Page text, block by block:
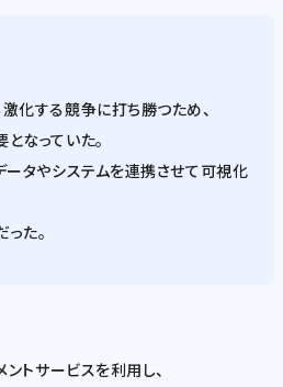
化する競争に打ち勝つため、
なっていた。
ータやシステムを連携させて可視化
た。
トサービスを利用し、